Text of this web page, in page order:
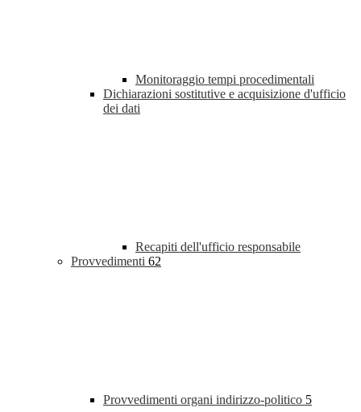
Monitoraggio tempi procedimentali
Dichiarazioni sostitutive e acquisizione d'ufficio
dei dati
Recapiti dell'ufficio responsabile
Provvedimenti 62
Provvedimenti organi indirizzo-politico 5